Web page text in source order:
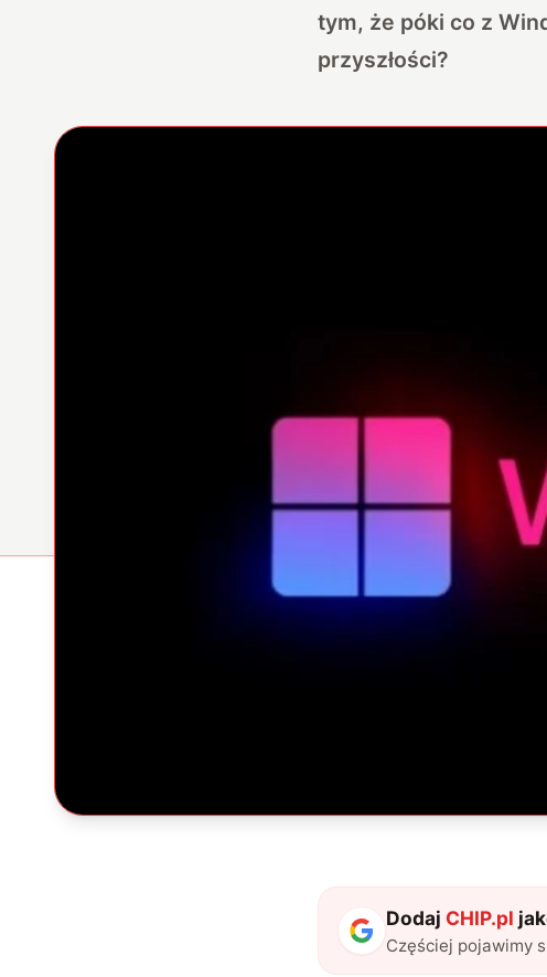
tym, że póki co z
przyszłości?
Dodaj CHIP.pl
Częściej pojawimy